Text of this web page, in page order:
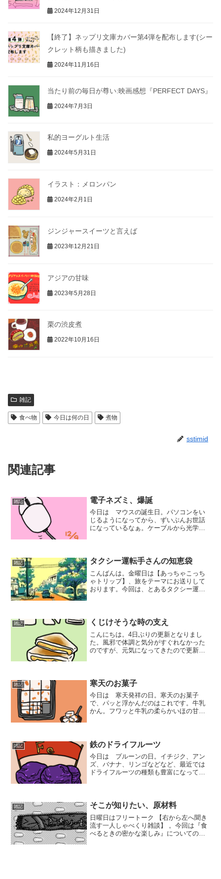
2024年12月31日
【終了】ネップリ文庫カバー第4弾を配布します(シー
クレット柄も描きました)
2024年11月16日
当たり前の毎日が尊い:映画感想『PERFECT DAYS』
2024年7月3日
私的ヨーグルト生活
2024年5月31日
イラスト：メロンパン
2024年2月1日
ジンジャースイーツと言えば
2023年12月21日
アジアの甘味
2023年5月28日
栗の渋皮煮
2022年10月16日
雑記
食べ物 今日は何の日 煮物
sstimid
関連記事
雑記 電子ネズミ、爆誕
今日は マウスの誕生日。パソコンをい
じるようになってから、ずいぶんお世話
になっているなぁ。ケーブルから光学
ストのマウスケーブルの位置...
雑記 タクシー運転手さんの知恵袋
こんばんは。金曜日は【あっちゃこっち
ゃトリップ】、旅をテーマにお送りして
おります。今回は、とあるタクシー運転
かけた帰り、予約していた...
雑記 くじけそうな時の支え
こんにちは。4日ぶりの更新となりまし
た。風邪で体調と気分がすぐれなかった
のですが、元気になってきたので更新再
ぎました。毎日のテーマ...
雑記 寒天のお菓子
今日は 寒天発祥の日。寒天のお菓子
で、パッと浮かんだのはこれです。牛乳
かん。フワッと牛乳の柔らかいほの甘
部分の形が複雑で面白いです。
雑記 鉄のドライフルーツ
今日は プルーンの日。イチジク、アン
ズ、バナナ、リンゴなどなど、最近では
ドライフルーツの種類も豊富になってい
に入っていた気がします。...
雑記 そこが知りたい、原材料
日曜日はフリートーク 【右から左へ聞き
流す一人しゃべくり雑談】 。今回は『食
べるときの密かな楽しみ』についてのお